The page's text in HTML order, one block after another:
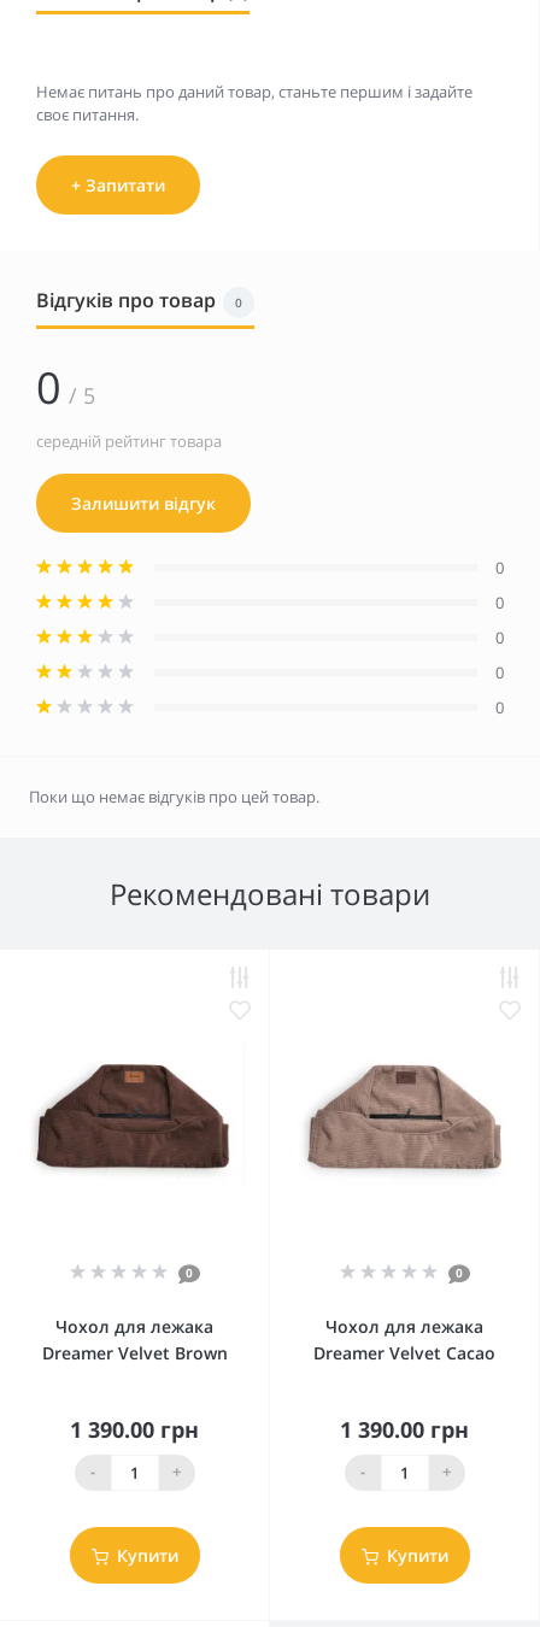
Немає питань про даний товар, станьте першим і задайте
своє питання.
+ Запитати
Відгуків про товар 0
0 / 5
середній рейтинг товара
Залишити відгук
0
0
0
0
0
Поки що немає відгуків про цей товар.
Рекомендовані товари
0
Чохол для лежака
Dreamer Velvet Brown
1 390.00 грн
- +
Купити
0
Чохол для лежака
Dreamer Velvet Cacao
1 390.00 грн
- +
Купити